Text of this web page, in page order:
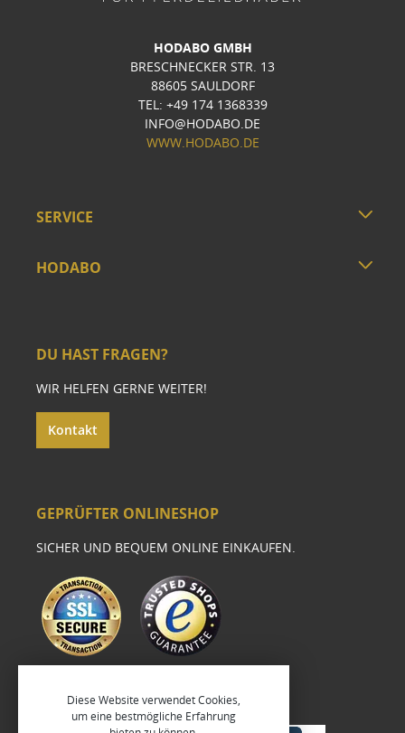
HODABO GMBH
BRESCHNECKER STR. 13
88605 SAULDORF
TEL: +49 174 1368339
INFO@HODABO.DE
WWW.HODABO.DE
SERVICE
HODABO
DU HAST FRAGEN?
WIR HELFEN GERNE WEITER!
Kontakt
GEPRÜFTER ONLINESHOP
SICHER UND BEQUEM ONLINE EINKAUFEN.
Diese Website verwendet Cookies,
um eine bestmögliche Erfahrung